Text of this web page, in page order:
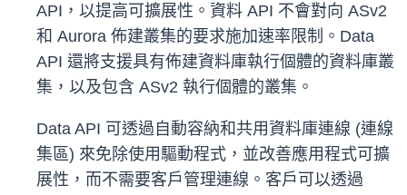
API，以提高可擴展性。資料 API 不會對向 ASv2
和 Aurora 佈建叢集的要求施加速率限制。Data
API 還將支援具有佈建資料庫執行個體的資料庫叢
集，以及包含 ASv2 執行個體的叢集。
Data API 可透過自動容納和共用資料庫連線 (連線
集區) 來免除使用驅動程式，並改善應用程式可擴
展性，而不需要客戶管理連線。客戶可以透過